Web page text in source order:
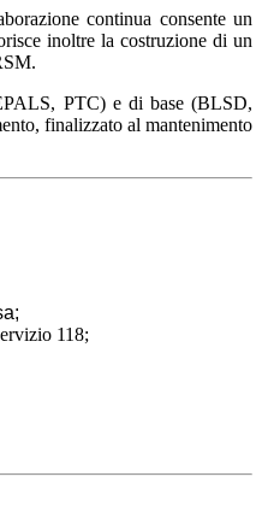
continua consente un
inoltre la costruzione di un
PTC) e di base (BLSD,
finalizzato al mantenimento
118;